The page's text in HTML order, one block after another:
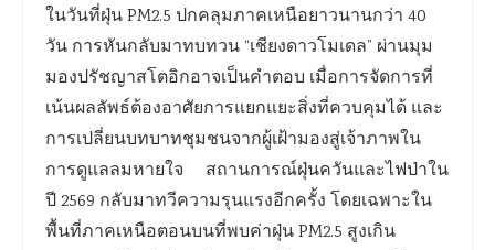
ในวันที่ฝุ่น PM2.5 ปกคลุมภาคเหนือยาวนานกว่า 40
วัน การหันกลับมาทบทวน “เชียงดาวโมเดล” ผ่านมุม
มองปรัชญาสโตอิกอาจเป็นคำตอบ เมื่อการจัดการที่
เน้นผลลัพธ์ต้องอาศัยการแยกแยะสิ่งที่ควบคุมได้ และ
การเปลี่ยนบทบาทชุมชนจากผู้เฝ้ามองสู่เจ้าภาพใน
การดูแลลมหายใจ สถานการณ์ฝุ่นควันและไฟป่าใน
ปี 2569 กลับมาทวีความรุนแรงอีกครั้ง โดยเฉพาะใน
พื้นที่ภาคเหนือตอนบนที่พบค่าฝุ่น PM2.5 สูงเกิน